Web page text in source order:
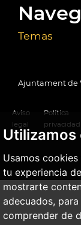
Utilizamos
Usamos
tu experiencia
mostrarte
adecuados,
comprender de
Temas
Ajuntament de
Aviso
legal
Política
privacidad